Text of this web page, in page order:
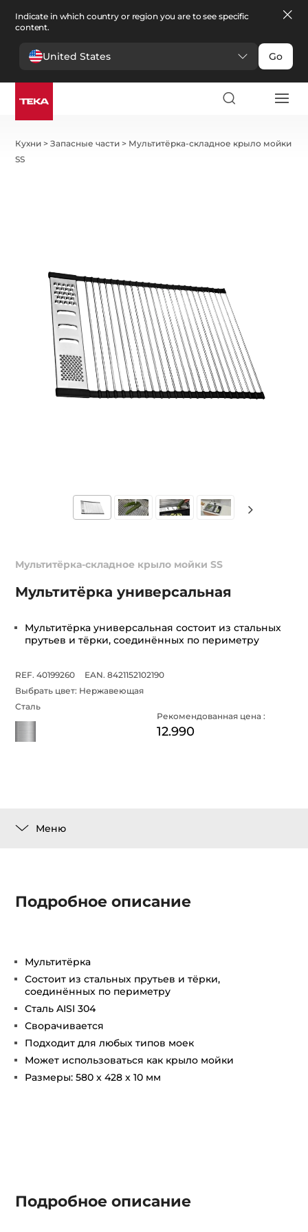
Indicate in which country or region you are to see specific
content.
United States Go
Кухни >Запасные части > Мультитёрка-складное крыло мойки
SS
Мультитёрка-складное крыло мойки SS
Мультитёрка универсальная
Мультитёрка универсальная состоит из стальных
прутьев и тёрки, соединённых по периметру
REF. 40199260
EAN. 8421152102190
Выбрать цвет: Нержавеющая
Сталь
Рекомендованная цена :
12.990
Меню
Подробное описание
Мультитёрка
Состоит из стальных прутьев и тёрки,
соединённых по периметру
Сталь AISI 304
Сворачивается
Подходит для любых типов моек
Может использоваться как крыло мойки
Размеры: 580 x 428 x 10 мм
Подробное описание